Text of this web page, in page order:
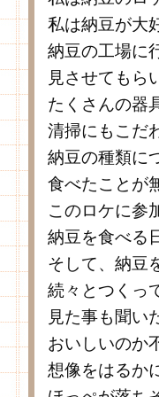
私は納豆が大
納豆の工場に
見させてもら
たくさんの器
清掃にもこだ
納豆の種類に
食べたことが
このロケに参
納豆を食べる
そして、納豆
続々とつくっ
見た事も聞い
おいしいのか
想像をはるか